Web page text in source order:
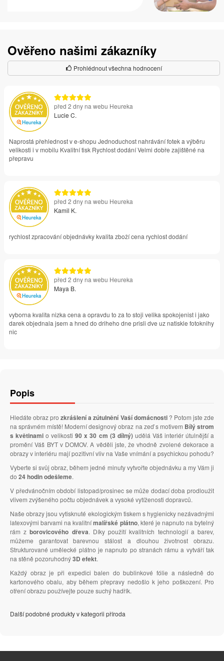
Ověřeno našimi zákazníky
Prohlédnout všechna hodnocení
před 2 dny na webu Heureka
Lucie C.
Naprostá přehlednost v e-shopu Jednoduchost nahrávání fotek a výběru
velikosti i v mobilu Kvalitní tisk Rychlost dodání Velmi dobře zajištěné na
přepravu
před 2 dny na webu Heureka
Kamil K.
rychlost zpracování objednávky kvalita zboží cena rychlost dodání
před 2 dny na webu Heureka
Maya B.
vyborna kvalita nizka cena a opravdu to za to stoji velika spokojenist i jako
darek objednala jsem a hned do driheho dne prisli dve uz natiskle fotoknihy
nic
Popis
Hledáte obraz prozkrášlení a zútulnění Vaší domácnosti? Potom jste zde
na správném místě! Moderní designový obraz na zeď s motivem Bílý strom
s květinami o velikosti90 x 30 cm (3 dílný)udělá Váš interiér útulnější a
promění Váš BYT v DOMOV. A věděli jste, že vhodně zvolené dekorace a
obrazy v interiéru mají pozitivní vliv na Vaše vnímání a psychickou pohodu?
Vyberte si svůj obraz, během jedné minuty vytvořte objednávku a my Vám ji
do 24 hodin odešleme.
V předvánočním období listopad/prosinec se může dodací doba prodloužit
vlivem zvýšeného počtu objednávek a vysoké vytíženosti dopravců.
Naše obrazy jsou vytisknuté ekologickým tiskem s hygienicky nezávadnými
latexovými barvami na kvalitnímalířské plátno, které je napnuto na bytelný
rám zborovicového dřeva. Díky použití kvalitních technologií a barev,
můžeme garantovat barevnou stálost a dlouhou životnost obrazu.
Strukturované umělecké plátno je napnuto po stranách rámu a vytváří tak
na stěně pozoruhodný3D efekt.
Každý obraz je při expedici balen do bublinkové fólie a následně do
kartonového obalu, aby během přepravy nedošlo k jeho poškození. Pro
otření obrazu používejte pouze suchý hadřík.
Další podobné produkty v kategorii příroda